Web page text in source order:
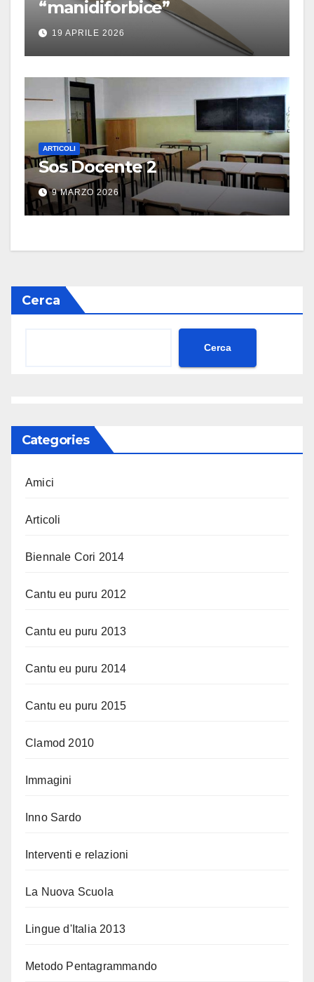
“manidiforbice”
19 APRILE 2026
ARTICOLI
Sos Docente 2
9 MARZO 2026
Cerca
Cerca
Categories
Amici
Articoli
Biennale Cori 2014
Cantu eu puru 2012
Cantu eu puru 2013
Cantu eu puru 2014
Cantu eu puru 2015
Clamod 2010
Immagini
Inno Sardo
Interventi e relazioni
La Nuova Scuola
Lingue d'Italia 2013
Metodo Pentagrammando